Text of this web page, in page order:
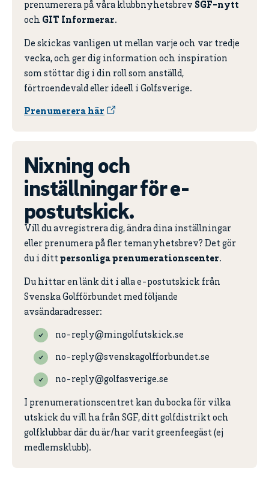
prenumerera på våra klubbnyhetsbrev SGF-nytt
och GIT Informerar.
De skickas vanligen ut mellan varje och var tredje
vecka, och ger dig information och inspiration
som stöttar dig i din roll som anställd,
förtroendevald eller ideell i Golfsverige.
Prenumerera här
Nixning och
inställningar för e-
postutskick.
Vill du avregistrera dig, ändra dina inställningar
eller prenumera på fler temanyhetsbrev? Det gör
du i dittpersonliga prenumerationscenter.
Du hittar en länk dit i alla e-postutskick från
Svenska Golfförbundet med följande
avsändaradresser:
no-reply@mingolfutskick.se
no-reply@svenskagolfforbundet.se
no-reply@golfasverige.se
I prenumerationscentret kan du bocka för vilka
utskick du vill ha från SGF, ditt golfdistrikt och
golfklubbar där du är/har varit greenfeegäst (ej
medlemsklubb).